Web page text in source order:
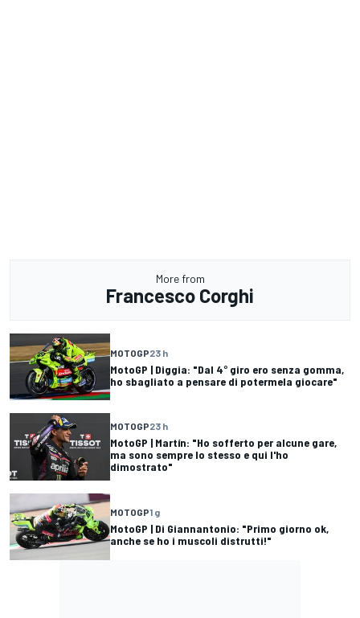
More from
Francesco Corghi
MOTOGP23 h
MotoGP | Diggia: "Dal 4° giro ero senza gomma,
ho sbagliato a pensare di potermela giocare"
MOTOGP23 h
MotoGP | Martín: "Ho sofferto per alcune gare,
ma sono sempre lo stesso e qui l'ho
dimostrato"
MOTOGP1 g
MotoGP | Di Giannantonio: "Primo giorno ok,
anche se ho i muscoli distrutti!"